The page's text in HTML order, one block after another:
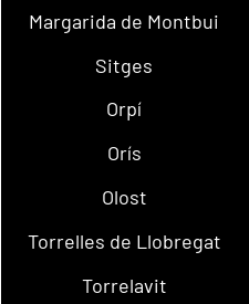
Margarida de Montbui
Sitges
Orpí
Orís
Olost
Torrelles de Llobregat
Torrelavit